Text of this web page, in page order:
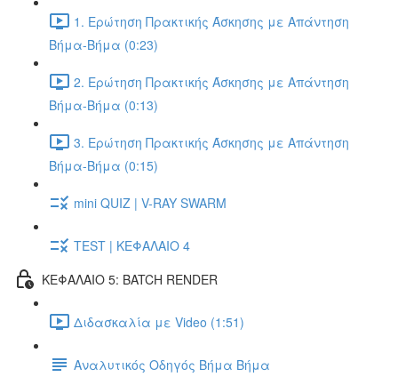
1. Ερώτηση Πρακτικής Άσκησης με Απάντηση
Βήμα-Βήμα (0:23)
2. Ερώτηση Πρακτικής Άσκησης με Απάντηση
Βήμα-Βήμα (0:13)
3. Ερώτηση Πρακτικής Άσκησης με Απάντηση
Βήμα-Βήμα (0:15)
mini QUIZ | V-RAY SWARM
TEST | ΚΕΦΑΛΑΙΟ 4
ΚΕΦΑΛΑΙΟ 5: BATCH RENDER
Διδασκαλία με Video (1:51)
Αναλυτικός Οδηγός Βήμα Βήμα